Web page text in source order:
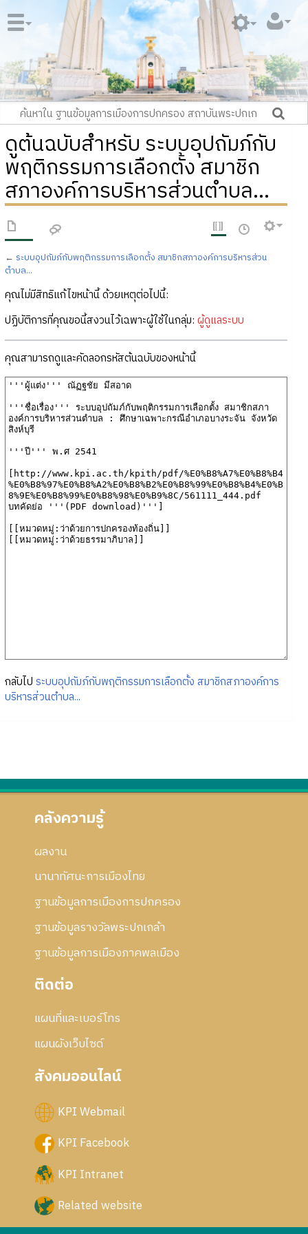
ดูต้นฉบับสำหรับ ระบบอุปถัมภ์กับ
พฤติกรรมการเลือกตั้ง สมาชิก
สภาองค์การบริหารส่วนตำบล...
← ระบบอุปถัมภ์กับพฤติกรรมการเลือกตั้ง สมาชิกสภาองค์การบริหารส่วน
ตำบล...
คุณไม่มีสิทธิแก้ไขหน้านี้ ด้วยเหตุต่อไปนี้:
ปฏิบัติการที่คุณขอนี้สงวนไว้เฉพาะผู้ใช้ในกลุ่ม: ผู้ดูแลระบบ
คุณสามารถดูและคัดลอกรหัสต้นฉบับของหน้านี้
กลับไป ระบบอุปถัมภ์กับพฤติกรรมการเลือกตั้ง สมาชิกสภาองค์การ
บริหารส่วนตำบล...
คลังความรู้
ผลงาน
นานาทัศนะการเมืองไทย
ฐานข้อมูลการเมืองการปกครอง
ฐานข้อมูลรางวัลพระปกเกล้า
ฐานข้อมูลการเมืองภาคพลเมือง
ติดต่อ
แผนที่และเบอร์โทร
แผนผังเว็บไซด์
สังคมออนไลน์
KPI Webmail
KPI Facebook
KPI Intranet
Related website